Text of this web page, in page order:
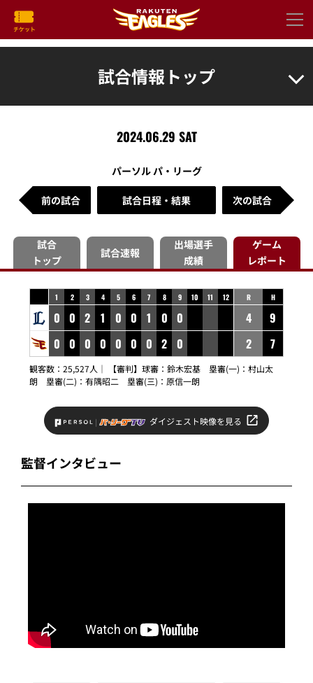
試合情報トップ
2024.06.29 SAT
パーソル パ・リーグ
前の試合 試合日程・結果 次の試合
試合
トップ
試合速報
出場選手
成績
ゲーム
レポート
1 2 3 4 5 6 7 8 9 10 11 12
0 0 2 1 0 0 1 0 0
0 0 0 0 0 0 0 2 0
R H
4
9
2
7
観客数：25,527人｜ 【審判】球審：鈴木宏基 塁審(一)：村山太
朗 塁審(二)：有隅昭二 塁審(三)：原信一朗
ダイジェスト映像を見る
監督インタビュー